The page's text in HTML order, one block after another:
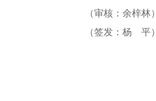
（审核：余梓林）
（签发：杨 平）